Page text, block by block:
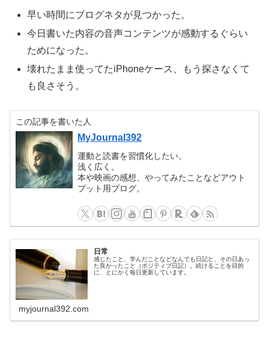
早い時間にブログネタが見つかった。
今日書いた内容の音声コンテンツが感動するぐらい
ためになった。
壊れたまま使ってたiPhoneケース、もう探さなくて
も良さそう。
この記事を書いた人
MyJournal392
運動と読書を習慣化したい。
浅く広く。
本や映画の感想、やってみたことなどアウト
プット用ブログ。
日常
感じたこと、学んだことなどなんでも日記と、その日あっ
た良かったこと（ポジティブ日記）。続けることを目的
に、とにかく毎日更新しています。
myjournal392.com